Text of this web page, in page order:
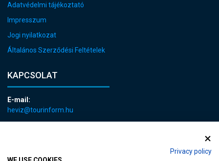
Privacy policy
Adatvédelmi tájékoztató
Impresszum
Jogi nyilatkozat
Általános Szerződési Feltételek
KAPCSOLAT
E-mail:
heviz@tourinform.hu